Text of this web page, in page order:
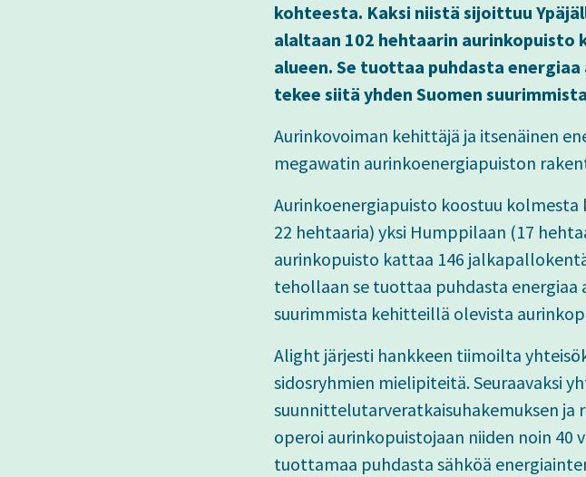
kohteesta. Kaksi niistä sijoittuu
alaltaan 102 hehtaarin aurinkopuisto
alueen. Se tuottaa puhdasta
tekee siitä yhden Suomen
Aurinkovoiman kehittäjä ja itsenäinen
megawatin aurinkoenergiapuiston
Aurinkoenergiapuisto koostuu kolmesta
22 hehtaaria) yksi Humppilaan (17
aurinkopuisto kattaa 146
tehollaan se tuottaa puhdasta energiaa
suurimmista kehitteillä olevista
Alight järjesti hankkeen tiimoilta
sidosryhmien mielipiteitä. Seuraavaksi
suunnittelutarveratkaisuhakemuksen ja
operoi aurinkopuistojaan niiden noin 40
tuottamaa puhdasta sähköä